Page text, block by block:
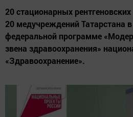
20 стационарных
20 медучреждений Татарстана
федеральной программе
звена здравоохранения»
«Здравоохранение».